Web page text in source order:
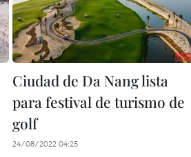
Ciudad de Da Nang lista
para festival de turismo de
golf
24/08/2022 04:25